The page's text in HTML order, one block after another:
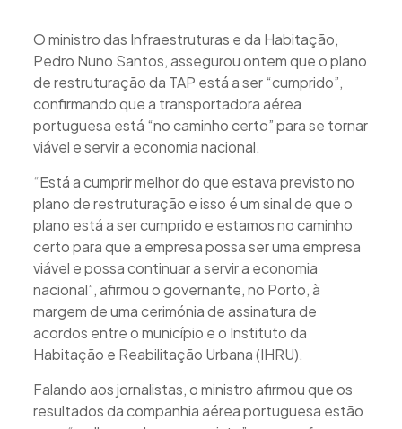
O ministro das Infraestruturas e da Habitação,
Pedro Nuno Santos, assegurou ontem que o plano
de restruturação da TAP está a ser “cumprido”,
confirmando que a transportadora aérea
portuguesa está “no caminho certo” para se tornar
viável e servir a economia nacional.
“Está a cumprir melhor do que estava previsto no
plano de restruturação e isso é um sinal de que o
plano está a ser cumprido e estamos no caminho
certo para que a empresa possa ser uma empresa
viável e possa continuar a servir a economia
nacional”, afirmou o governante, no Porto, à
margem de uma cerimónia de assinatura de
acordos entre o município e o Instituto da
Habitação e Reabilitação Urbana (IHRU).
Falando aos jornalistas, o ministro afirmou que os
resultados da companhia aérea portuguesa estão